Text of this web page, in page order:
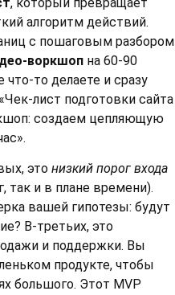
алгоритм действий.
с пошаговым разбором
воркшоп на 60-90
то делаете и сразу
лист подготовки сайта
создаем цепляющую
это низкий порог входа
так и в плане времени).
вашей гипотезы: будут
В-третьих, это
и поддержки. Вы
продукте, чтобы
большого. Этот MVP